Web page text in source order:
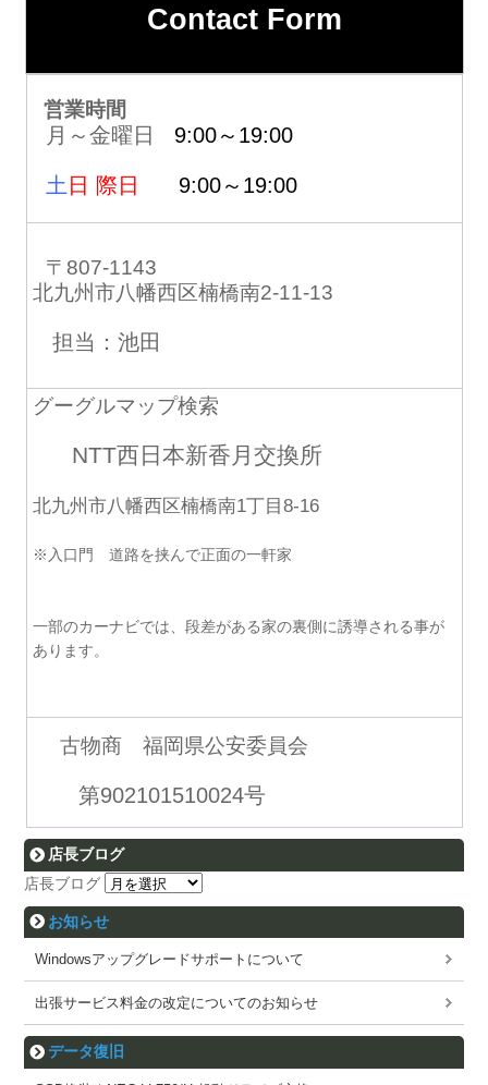
Contact Form
営業時間
月～金曜日 9:00～19:00
土 日 際日 9:00～19:00
〒807-1143
北九州市八幡西区楠橋南2-11-13
担当：池田
グーグルマップ検索
NTT西日本新香月交換所
北九州市八幡西区楠橋南1丁目8-16
※入口門 道路を挟んで正面の一軒家
一部のカーナビでは、段差がある家の裏側に誘導される事が
あります。
古物商 福岡県公安委員会
第902101510024号
店長ブログ
店長ブログ
お知らせ
Windowsアップグレードサポートについて
出張サービス料金の改定についてのお知らせ
データ復旧